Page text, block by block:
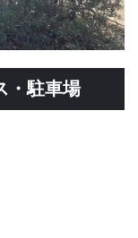
・駐車場